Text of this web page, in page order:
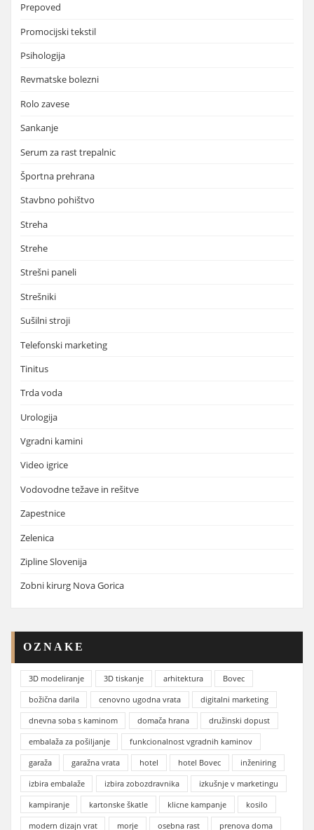
Prepoved
Promocijski tekstil
Psihologija
Revmatske bolezni
Rolo zavese
Sankanje
Serum za rast trepalnic
Športna prehrana
Stavbno pohištvo
Streha
Strehe
Strešni paneli
Strešniki
Sušilni stroji
Telefonski marketing
Tinitus
Trda voda
Urologija
Vgradni kamini
Video igrice
Vodovodne težave in rešitve
Zapestnice
Zelenica
Zipline Slovenija
Zobni kirurg Nova Gorica
OZNAKE
3D modeliranje 3D tiskanje arhitektura
Bovec
božična darila
cenovno ugodna vrata
digitalni marketing
dnevna soba s kaminom
domača hrana
družinski dopust
embalaža za pošiljanje
funkcionalnost vgradnih kaminov
garaža
garažna vrata hotel hotel Bovec
inženiring
izbira embalaže
izbira zobozdravnika
izkušnje v marketingu
kampiranje
kartonske škatle klicne kampanje
kosilo
modern dizajn vrat
morje osebna rast prenova doma